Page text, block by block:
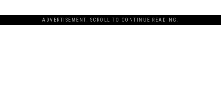
ADVERTISEMENT. SCROLL TO CONTINUE READING.